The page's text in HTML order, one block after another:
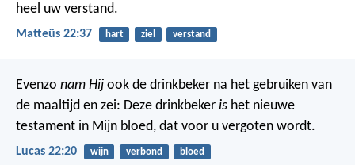
heel uw verstand.
Matteüs 22:37 hart ziel verstand
Evenzo nam Hij ook de drinkbeker na het gebruiken van
de maaltijd en zei: Deze drinkbeker is het nieuwe
testament in Mijn bloed, dat voor u vergoten wordt.
Lucas 22:20 wijn verbond bloed